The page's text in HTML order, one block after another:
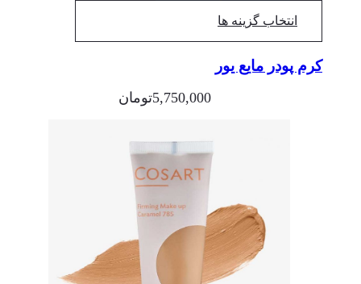
انتخاب گزینه ها
کرم پودر مایع یور
5,750,000تومان